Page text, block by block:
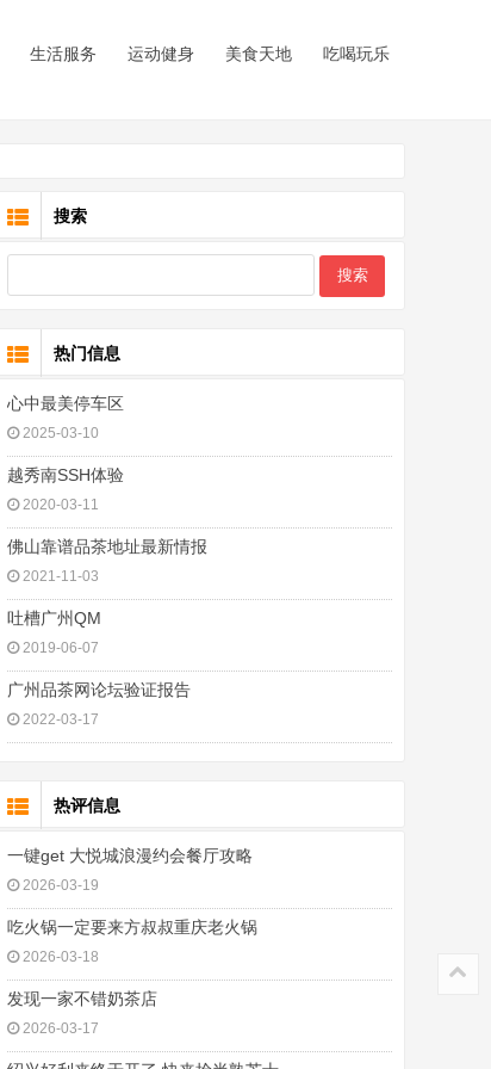
生活服务 运动健身 美食天地 吃喝玩乐
搜索
热门信息
心中最美停车区
2025-03-10
越秀南SSH体验
2020-03-11
佛山靠谱品茶地址最新情报
2021-11-03
吐槽广州QM
2019-06-07
广州品茶网论坛验证报告
2022-03-17
热评信息
一键get 大悦城浪漫约会餐厅攻略
2026-03-19
吃火锅一定要来方叔叔重庆老火锅
2026-03-18
发现一家不错奶茶店
2026-03-17